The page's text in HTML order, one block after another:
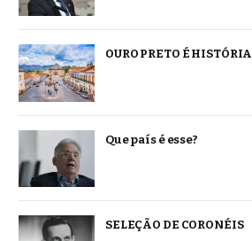
OURO PRETO É HISTÓRIA
Que país é esse?
SELEÇÃO DE CORONÉIS